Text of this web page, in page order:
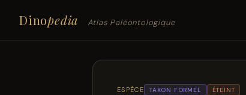
Dinopedia Atlas Paléontologique
ESPÈCE TAXON FORMEL ÉTEINT